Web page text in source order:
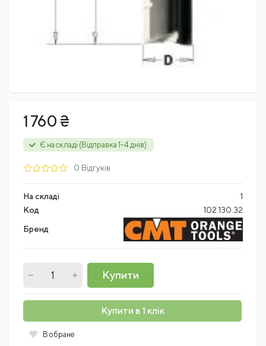
1 760 ₴
Є на складі (Відправка 1-4 днів)
0 Відгуків
На складі
1
Код
102.130.32
Бренд
Купити
Купити в 1 клік
В обране